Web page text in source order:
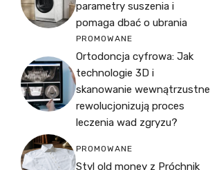
parametry suszenia i
pomaga dbać o ubrania
PROMOWANE
Ortodoncja cyfrowa: Jak
technologie 3D i
skanowanie wewnątrzustne
rewolucjonizują proces
leczenia wad zgryzu?
PROMOWANE
Styl old money z Próchnik